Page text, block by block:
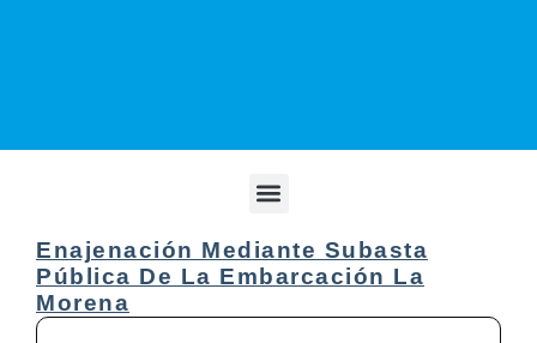
Enajenación Mediante Subasta
Pública De La Embarcación La
Morena